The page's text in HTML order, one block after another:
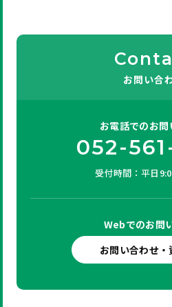
お問い合
お電話でのお
052-
受付時間：平日
Webでのお問
お問い合わせ